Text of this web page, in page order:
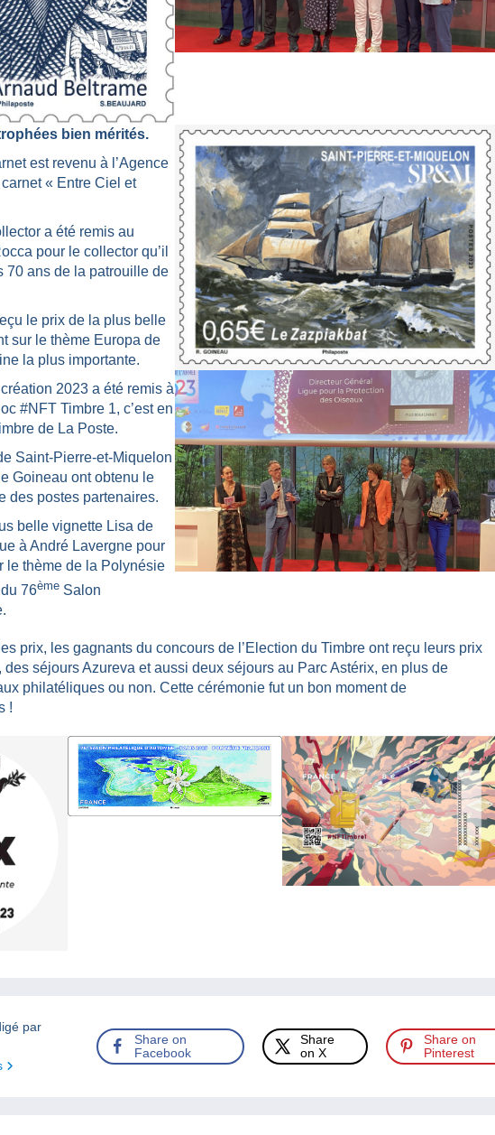
bien mérités.
est revenu à l’Agence
« Entre Ciel et
a été remis au
pour le collector qu’il
70 ans de la patrouille de
le prix de la plus belle
sur le thème Europa de
la plus importante.
2023 a été remis à
#NFT Timbre 1, c’est en
de La Poste.
Saint-Pierre-et-Miquelon
Goineau ont obtenu le
des postes partenaires.
belle vignette Lisa de
à André Lavergne pour
le thème de la Polynésie
76ème Salon
prix, les gagnants du concours de l’Election du Timbre ont reçu leurs prix
séjours Azureva et aussi deux séjours au Parc Astérix, en plus de
philatéliques ou non. Cette cérémonie fut un bon moment de
!
par
Share on
Facebook
Share
on X
Share on
Pinterest